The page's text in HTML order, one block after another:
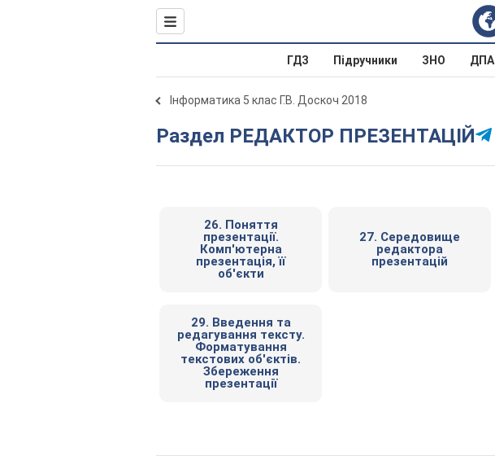
ГДЗ Підручники ЗНО ДПА
Інформатика 5 клас Г.В. Доскоч 2018
Раздел РЕДАКТОР ПРЕЗЕНТАЦІЙ
26. Поняття
презентації.
Комп'ютерна
презентація, її
об'єкти
27. Середовище
редактора
презентацій
29. Введення та
редагування тексту.
Форматування
текстових об'єктів.
Збереження
презентації